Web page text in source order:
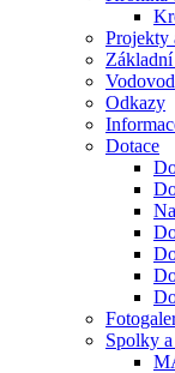
Projekty
Vodovod
Odkazy
Dotace
Spolky